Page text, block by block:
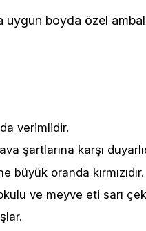
boyda özel
verimlidir.
şartlarına karşı
büyük oranda kırmızıdır.
ve meyve eti sarı